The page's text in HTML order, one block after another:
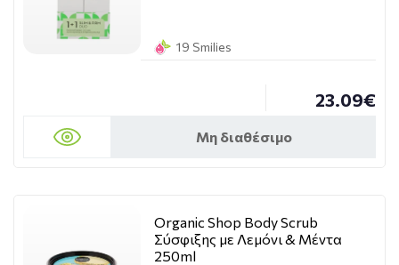
19 Smilies
23.09€
Μη διαθέσιμο
Organic Shop Body Scrub
Σύσφιξης με Λεμόνι & Μέντα
250ml